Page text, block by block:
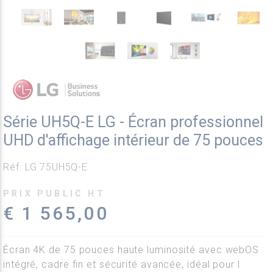
Série UH5Q-E LG - Écran professionnel
UHD d'affichage intérieur de 75 pouces
Réf. LG 75UH5Q-E
PRIX PUBLIC HT
€ 1 565,00
Écran 4K de 75 pouces haute luminosité avec webOS
intégré, cadre fin et sécurité avancée, idéal pour l